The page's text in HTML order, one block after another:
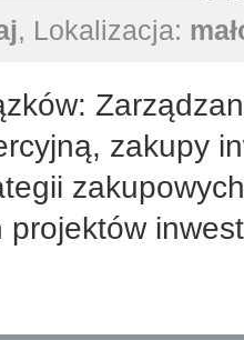
, Lokalizacja:
zakupy
projektów